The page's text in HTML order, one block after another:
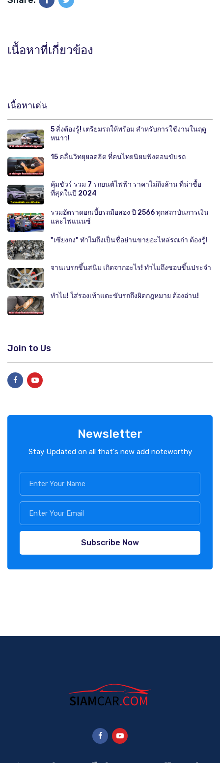
เนื้อหาที่เกี่ยวข้อง
เนื้อหาเด่น
5 สิ่งต้องรู้! เตรียมรถให้พร้อม สำหรับการใช้งานในฤดู
หนาว!
15 คลื่นวิทยุยอดฮิต ที่คนไทยนิยมฟังตอนขับรถ
คุ้มชัวร์ รวม 7 รถยนต์ไฟฟ้า ราคาไม่ถึงล้าน ที่น่าซื้อ
ที่สุดในปี 2024
รวมอัตราดอกเบี้ยรถมือสอง ปี 2566 ทุกสถาบันการเงิน
และไฟแนนซ์
"เซียงกง" ทำไมถึงเป็นชื่อย่านขายอะไหล่รถเก่า ต้องรู้!
จานเบรกขึ้นสนิม เกิดจากอะไร! ทำไมถึงชอบขึ้นประจำ
ทำไม! ใส่รองเท้าแตะขับรถถึงผิดกฎหมาย ต้องอ่าน!
Join to Us
Newsletter
Stay Updated on all that's new add noteworthy
Subscribe Now